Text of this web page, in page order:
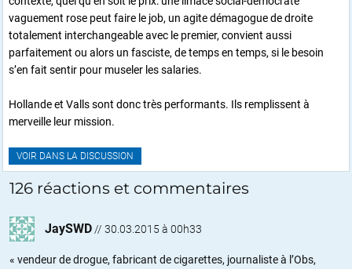
vaguement rose peut faire le job, un agite démagogue de droite
totalement interchangeable avec le premier, convient aussi
parfaitement ou alors un fasciste, de temps en temps, si le besoin
s’en fait sentir pour museler les salaries.
Hollande et Valls sont donc très performants. Ils remplissent à
merveille leur mission.
VOIR DANS LA DISCUSSION
126 réactions et commentaires
JaySWD // 30.03.2015 à 00h33
« vendeur de drogue, fabricant de cigarettes, journaliste à l’Obs,